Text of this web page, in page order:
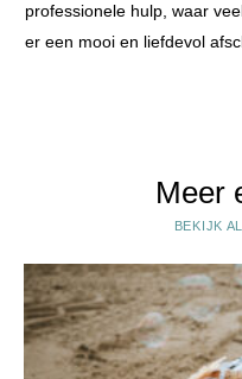
professionele hulp, waar
er een mooi en liefdevol
Meer
BEKIJK